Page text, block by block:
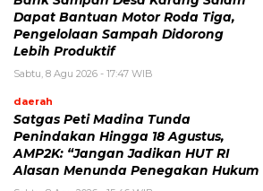
Dapat Bantuan Motor Roda Tiga,
Pengelolaan Sampah Didorong
Lebih Produktif
Sabtu, 8 Agu 2026 - 17:47 WIB
daerah
Satgas Peti Madina Tunda
Penindakan Hingga 18 Agustus,
AMP2K: “Jangan Jadikan HUT RI
Alasan Menunda Penegakan Hukum